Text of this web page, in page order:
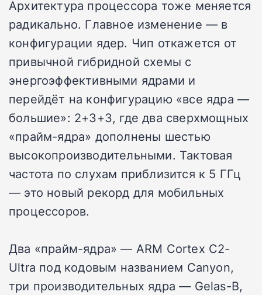
Архитектура процессора тоже меняется
радикально. Главное изменение — в
конфигурации ядер. Чип откажется от
привычной гибридной схемы с
энергоэффективными ядрами и
перейдёт на конфигурацию «все ядра —
большие»: 2+3+3, где два сверхмощных
«прайм-ядра» дополнены шестью
высокопроизводительными. Тактовая
частота по слухам приблизится к 5 ГГц
— это новый рекорд для мобильных
процессоров.
Два «прайм-ядра» — ARM Cortex C2-
Ultra под кодовым названием Canyon,
три производительных ядра — Gelas-B,